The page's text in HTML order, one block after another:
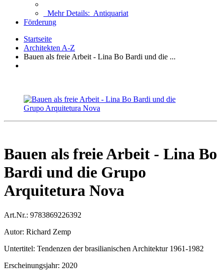
Mehr Details: Antiquariat
Förderung
Startseite
Architekten A-Z
Bauen als freie Arbeit - Lina Bo Bardi und die ...
Bauen als freie Arbeit - Lina Bo
Bardi und die Grupo
Arquitetura Nova
Art.Nr.: 9783869226392
Autor: Richard Zemp
Untertitel: Tendenzen der brasilianischen Architektur 1961-1982
Erscheinungsjahr: 2020